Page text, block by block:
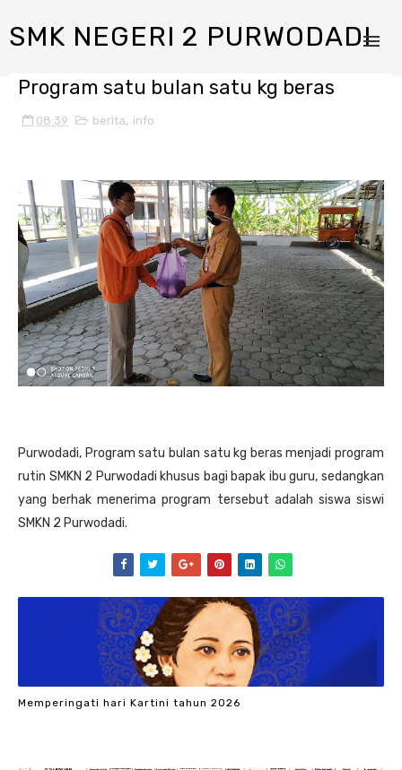
SMK NEGERI 2 PURWODADI
Program satu bulan satu kg beras
08:39 berita, info
Purwodadi, Program satu bulan satu kg beras menjadi program
rutin SMKN 2 Purwodadi khusus bagi bapak ibu guru, sedangkan
yang berhak menerima program tersebut adalah siswa siswi
SMKN 2 Purwodadi.
Memperingati hari Kartini tahun 2026